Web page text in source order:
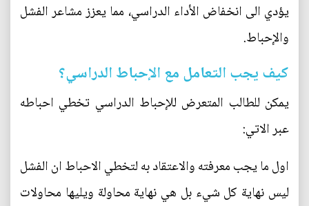
يؤدي الى انخفاض الأداء الدراسي، مما يعزز مشاعر الفشل
والإحباط.
كيف يجب التعامل مع الإحباط الدراسي؟
يمكن للطالب المتعرض للإحباط الدراسي تخطي احباطه
عبر الاتي:
اول ما يجب معرفته والاعتقاد به لتخطي الاحباط ان الفشل
ليس نهاية كل شيء بل هي نهاية محاولة ويليها محاولات